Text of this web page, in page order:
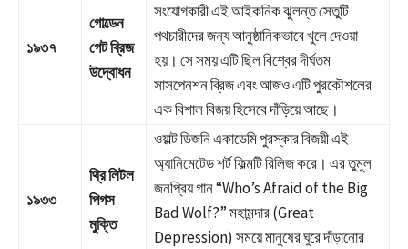
১৯৩৭
গোল্ডেন
গেট ব্রিজ
উদ্বোধন
সংযোগকারী এই আইকনিক ঝুলন্ত সেতুটি
পথচারীদের জন্য আনুষ্ঠানিকভাবে খুলে দেওয়া
হয়। সে সময় এটি ছিল বিশ্বের দীর্ঘতম
সাসপেনশন ব্রিজ এবং আজও এটি পুরকৌশলের
এক বিশাল বিজয় হিসেবে দাঁড়িয়ে আছে।
১৯৩৩
থ্রি লিটল
পিগস
মুক্তি
ওয়াল্ট ডিজনি একাডেমি পুরস্কার বিজয়ী এই
অ্যানিমেটেড শর্ট ফিল্মটি রিলিজ করে। এর তুমুল
জনপ্রিয় গান “Who’s Afraid of the Big
Bad Wolf?” মহামন্দার (Great
Depression) সময়ে মানুষের ঘুরে দাঁড়ানোর